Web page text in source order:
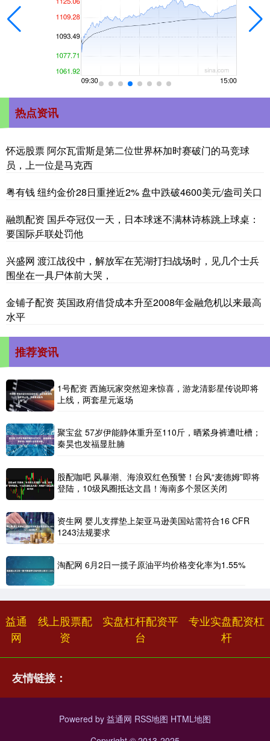
热点资讯
怀远股票 阿尔瓦雷斯是第二位世界杯加时赛破门的马竞球
员，上一位是马克西
粤有钱 纽约金价28日重挫近2% 盘中跌破4600美元/盎司关口
融凯配资 国乒夺冠仅一天，日本球迷不满林诗栋跳上球桌：
要国际乒联处罚他
兴盛网 渡江战役中，解放军在芜湖打扫战场时，见几个士兵
围坐在一具尸体前大哭，
金铺子配资 英国政府借贷成本升至2008年金融危机以来最高
水平
推荐资讯
1号配资 西施玩家突然迎来惊喜，游龙清影星传说即将
上线，两套星元返场
聚宝盆 57岁伊能静体重升至110斤，晒紧身裤遭吐槽；
秦昊也发福显肚腩
股配咖吧 风暴潮、海浪双红色预警！台风“麦德姆”即将
登陆，10级风圈抵达文昌！海南多个景区关闭
资生网 婴儿支撑垫上架亚马逊美国站需符合16 CFR
1243法规要求
淘配网 6月2日一揽子原油平均价格变化率为1.55%
益通
网
线上股票配
资
实盘杠杆配资平
台
专业实盘配资杠
杆
友情链接：
Powered by 益通网 RSS地图 HTML地图